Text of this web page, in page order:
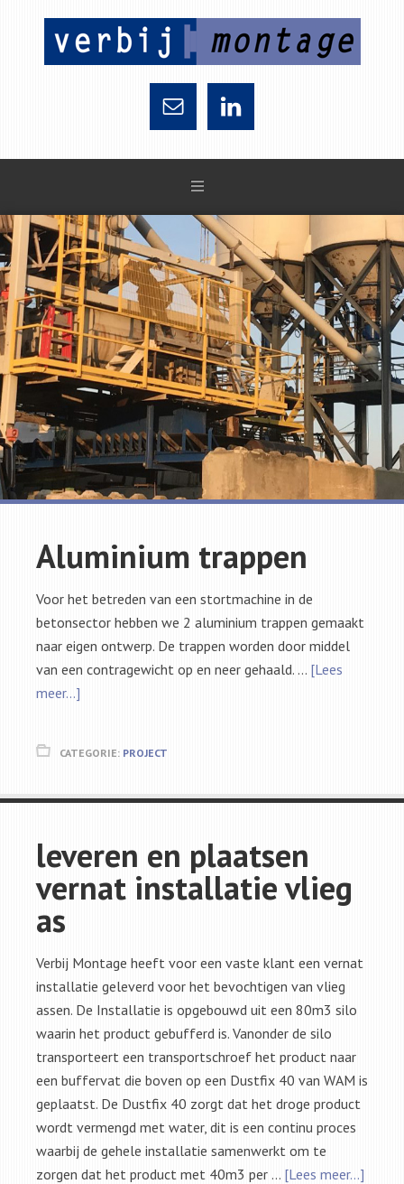
Aluminium trappen
Voor het betreden van een stortmachine in de
betonsector hebben we 2 aluminium trappen gemaakt
naar eigen ontwerp. De trappen worden door middel
van een contragewicht op en neer gehaald. … [Lees
meer...]
CATEGORIE: PROJECT
leveren en plaatsen
vernat installatie vlieg
as
Verbij Montage heeft voor een vaste klant een vernat
installatie geleverd voor het bevochtigen van vlieg
assen. De Installatie is opgebouwd uit een 80m3 silo
waarin het product gebufferd is. Vanonder de silo
transporteert een transportschroef het product naar
een buffervat die boven op een Dustfix 40 van WAM is
geplaatst. De Dustfix 40 zorgt dat het droge product
wordt vermengd met water, dit is een continu proces
waarbij de gehele installatie samenwerkt om te
zorgen dat het product met 40m3 per … [Lees meer...]